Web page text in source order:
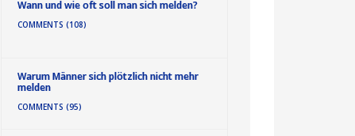
Wann und wie oft soll man sich melden?
COMMENTS (108)
Warum Männer sich plötzlich nicht mehr
melden
COMMENTS (95)